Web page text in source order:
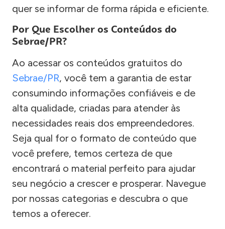
quer se informar de forma rápida e eficiente.
Por Que Escolher os Conteúdos do
Sebrae/PR?
Ao acessar os conteúdos gratuitos do
Sebrae/PR, você tem a garantia de estar
consumindo informações confiáveis e de
alta qualidade, criadas para atender às
necessidades reais dos empreendedores.
Seja qual for o formato de conteúdo que
você prefere, temos certeza de que
encontrará o material perfeito para ajudar
seu negócio a crescer e prosperar. Navegue
por nossas categorias e descubra o que
temos a oferecer.